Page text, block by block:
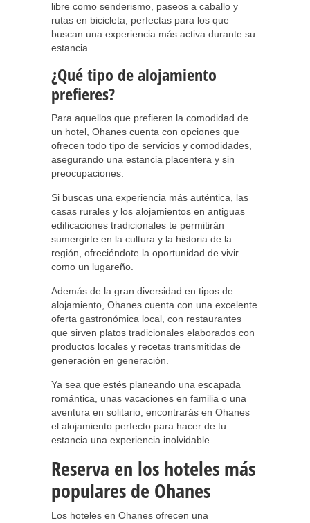
libre como senderismo, paseos a caballo y
rutas en bicicleta, perfectas para los que
buscan una experiencia más activa durante su
estancia.
¿Qué tipo de alojamiento
prefieres?
Para aquellos que prefieren la comodidad de
un hotel, Ohanes cuenta con opciones que
ofrecen todo tipo de servicios y comodidades,
asegurando una estancia placentera y sin
preocupaciones.
Si buscas una experiencia más auténtica, las
casas rurales y los alojamientos en antiguas
edificaciones tradicionales te permitirán
sumergirte en la cultura y la historia de la
región, ofreciéndote la oportunidad de vivir
como un lugareño.
Además de la gran diversidad en tipos de
alojamiento, Ohanes cuenta con una excelente
oferta gastronómica local, con restaurantes
que sirven platos tradicionales elaborados con
productos locales y recetas transmitidas de
generación en generación.
Ya sea que estés planeando una escapada
romántica, unas vacaciones en familia o una
aventura en solitario, encontrarás en Ohanes
el alojamiento perfecto para hacer de tu
estancia una experiencia inolvidable.
Reserva en los hoteles más
populares de Ohanes
Los hoteles en Ohanes ofrecen una